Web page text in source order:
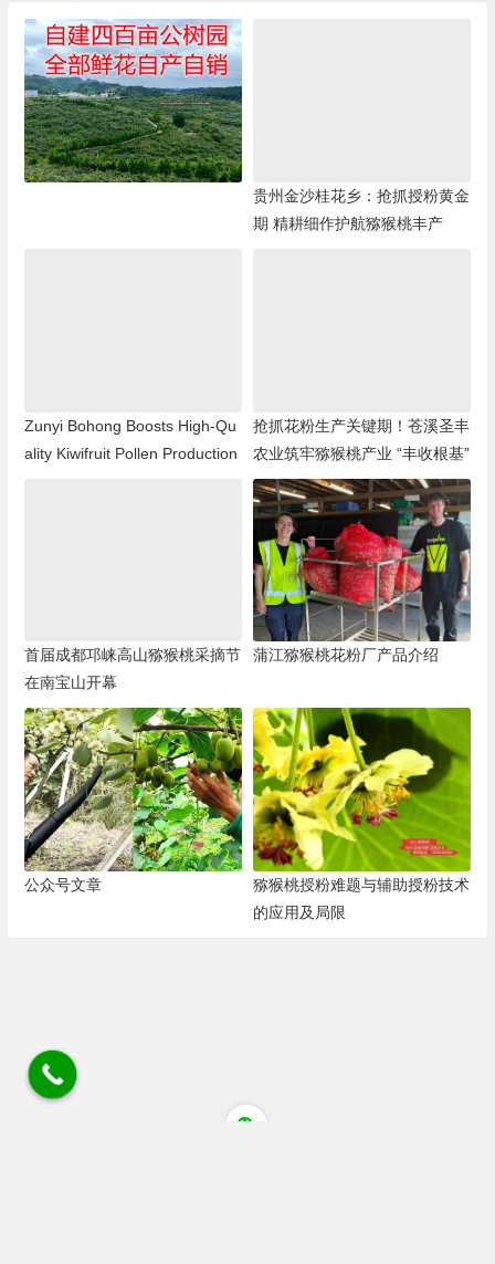
贵州金沙桂花乡：抢抓授粉黄金
期 精耕细作护航猕猴桃丰产
Zunyi Bohong Boosts High-Qu
ality Kiwifruit Pollen Production
抢抓花粉生产关键期！苍溪圣丰
农业筑牢猕猴桃产业 “丰收根基”
首届成都邛崃高山猕猴桃采摘节
在南宝山开幕
蒲江猕猴桃花粉厂产品介绍
公众号文章
猕猴桃授粉难题与辅助授粉技术
的应用及局限